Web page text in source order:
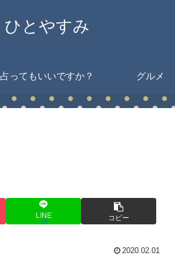
ひとやすみ
占ってもいいですか？ グルメ
LINE コピー
2020.02.01